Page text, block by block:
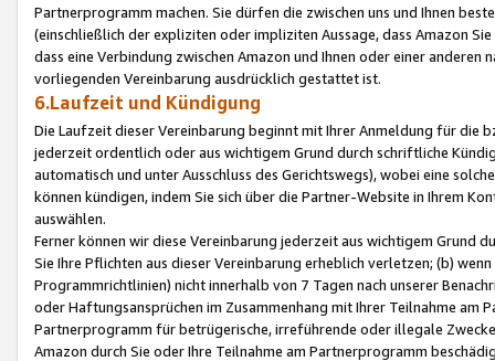
Partnerprogramm machen. Sie dürfen die zwischen uns und Ihnen
(einschließlich der expliziten oder impliziten Aussage, dass Amazon
dass eine Verbindung zwischen Amazon und Ihnen oder einer
vorliegenden Vereinbarung ausdrücklich gestattet ist.
6.Laufzeit und Kündigung
Die Laufzeit dieser Vereinbarung beginnt mit Ihrer Anmeldung für die
jederzeit ordentlich oder aus wichtigem Grund durch schriftliche
automatisch und unter Ausschluss des Gerichtswegs), wobei eine
können kündigen, indem Sie sich über die Partner-Website in Ihrem
auswählen.
Ferner können wir diese Vereinbarung jederzeit aus wichtigem Grund
Sie Ihre Pflichten aus dieser Vereinbarung erheblich verletzen; (b)
Programmrichtlinien) nicht innerhalb von 7 Tagen nach unserer
oder Haftungsansprüchen im Zusammenhang mit Ihrer Teilnahme am
Partnerprogramm für betrügerische, irreführende oder illegale
Amazon durch Sie oder Ihre Teilnahme am Partnerprogramm